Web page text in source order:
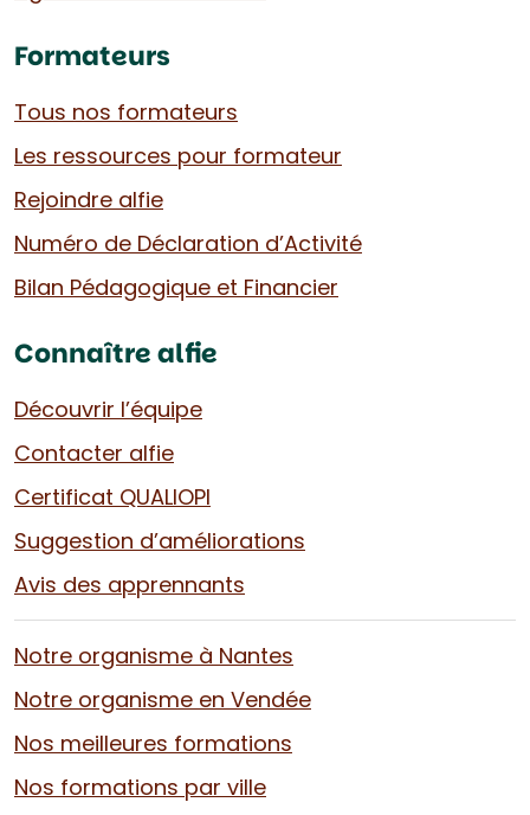
Formateurs
Tous nos formateurs
Les ressources pour formateur
Rejoindre alfie
Numéro de Déclaration d’Activité
Bilan Pédagogique et Financier
Connaître alfie
Découvrir l’équipe
Contacter alfie
Certificat QUALIOPI
Suggestion d’améliorations
Avis des apprennants
Notre organisme à Nantes
Notre organisme en Vendée
Nos meilleures formations
Nos formations par ville